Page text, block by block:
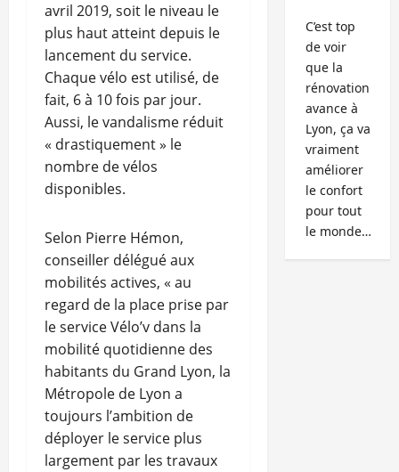
avril 2019, soit le niveau le
plus haut atteint depuis le
lancement du service.
Chaque vélo est utilisé, de
fait, 6 à 10 fois par jour.
Aussi, le vandalisme réduit
« drastiquement » le
nombre de vélos
disponibles.
Selon Pierre Hémon,
conseiller délégué aux
mobilités actives, « au
regard de la place prise par
le service Vélo’v dans la
mobilité quotidienne des
habitants du Grand Lyon, la
Métropole de Lyon a
toujours l’ambition de
déployer le service plus
largement par les travaux
C’est top
de voir
que la
rénovation
avance à
Lyon, ça va
vraiment
améliorer
le confort
pour tout
le monde…